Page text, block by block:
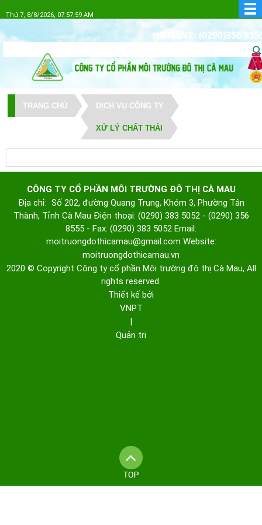
Thứ 7, 8/8/2026, 07:57:59 AM
HOTLINE: (0290)356
TRANG CHỦ DỊCH VỤ CÔNG TY
XỬ LÝ CHẤT THẢI
CÔNG TY CỔ PHẦN MÔI TRƯỜNG ĐÔ THỊ CÀ MAU
Địa chỉ: Số 202, đường Quang Trung, Khóm 3, Phường Tân
Thành, Tỉnh Cà Mau Điện thoại: (0290) 383 5052 - (0290) 356
8555 - Fax: (0290) 383 5052 Email:
moitruongdothicamau@gmail.com Website:
moitruongdothicamau.vn
2020 © Copyright Công ty cổ phần Môi trường đô thị Cà Mau, All
rights reserved.
Thiết kế bởi
VNPT
|
Quản trị